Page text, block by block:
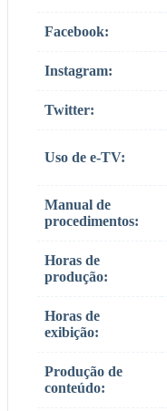
Facebook:
Instagram:
Twitter:
Uso de e-TV:
Manual de
procedimentos:
Horas de
produção:
Horas de
exibição:
Produção de
conteúdo: